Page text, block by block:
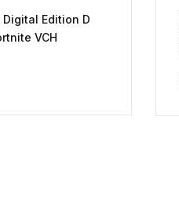
Edition D
VCH